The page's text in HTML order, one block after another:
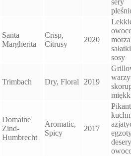
sery
Santa
Margherita
Crisp,
Citrusy
2020
sosy
Trimbach Dry, Floral 2019
Domaine
Zind-
Humbrecht
Aromatic,
Spicy
2017
desery